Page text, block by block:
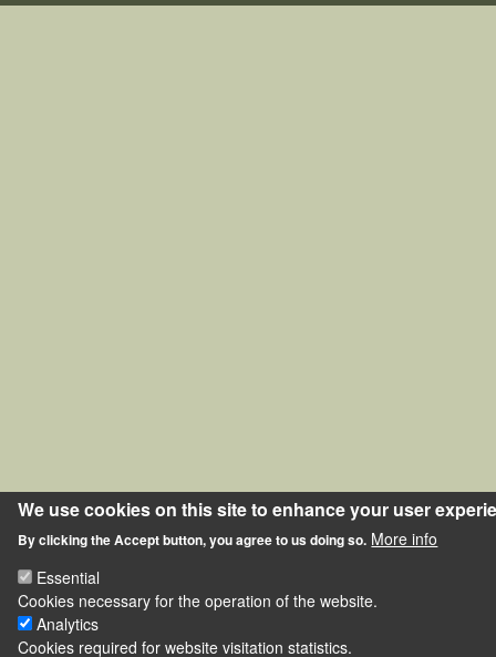
We use cookies on this site to enhance your user
By clicking the Accept button, you agree to us doing so. More info
Essential
Cookies necessary for the operation of the website.
Analytics
Cookies required for website visitation statistics.